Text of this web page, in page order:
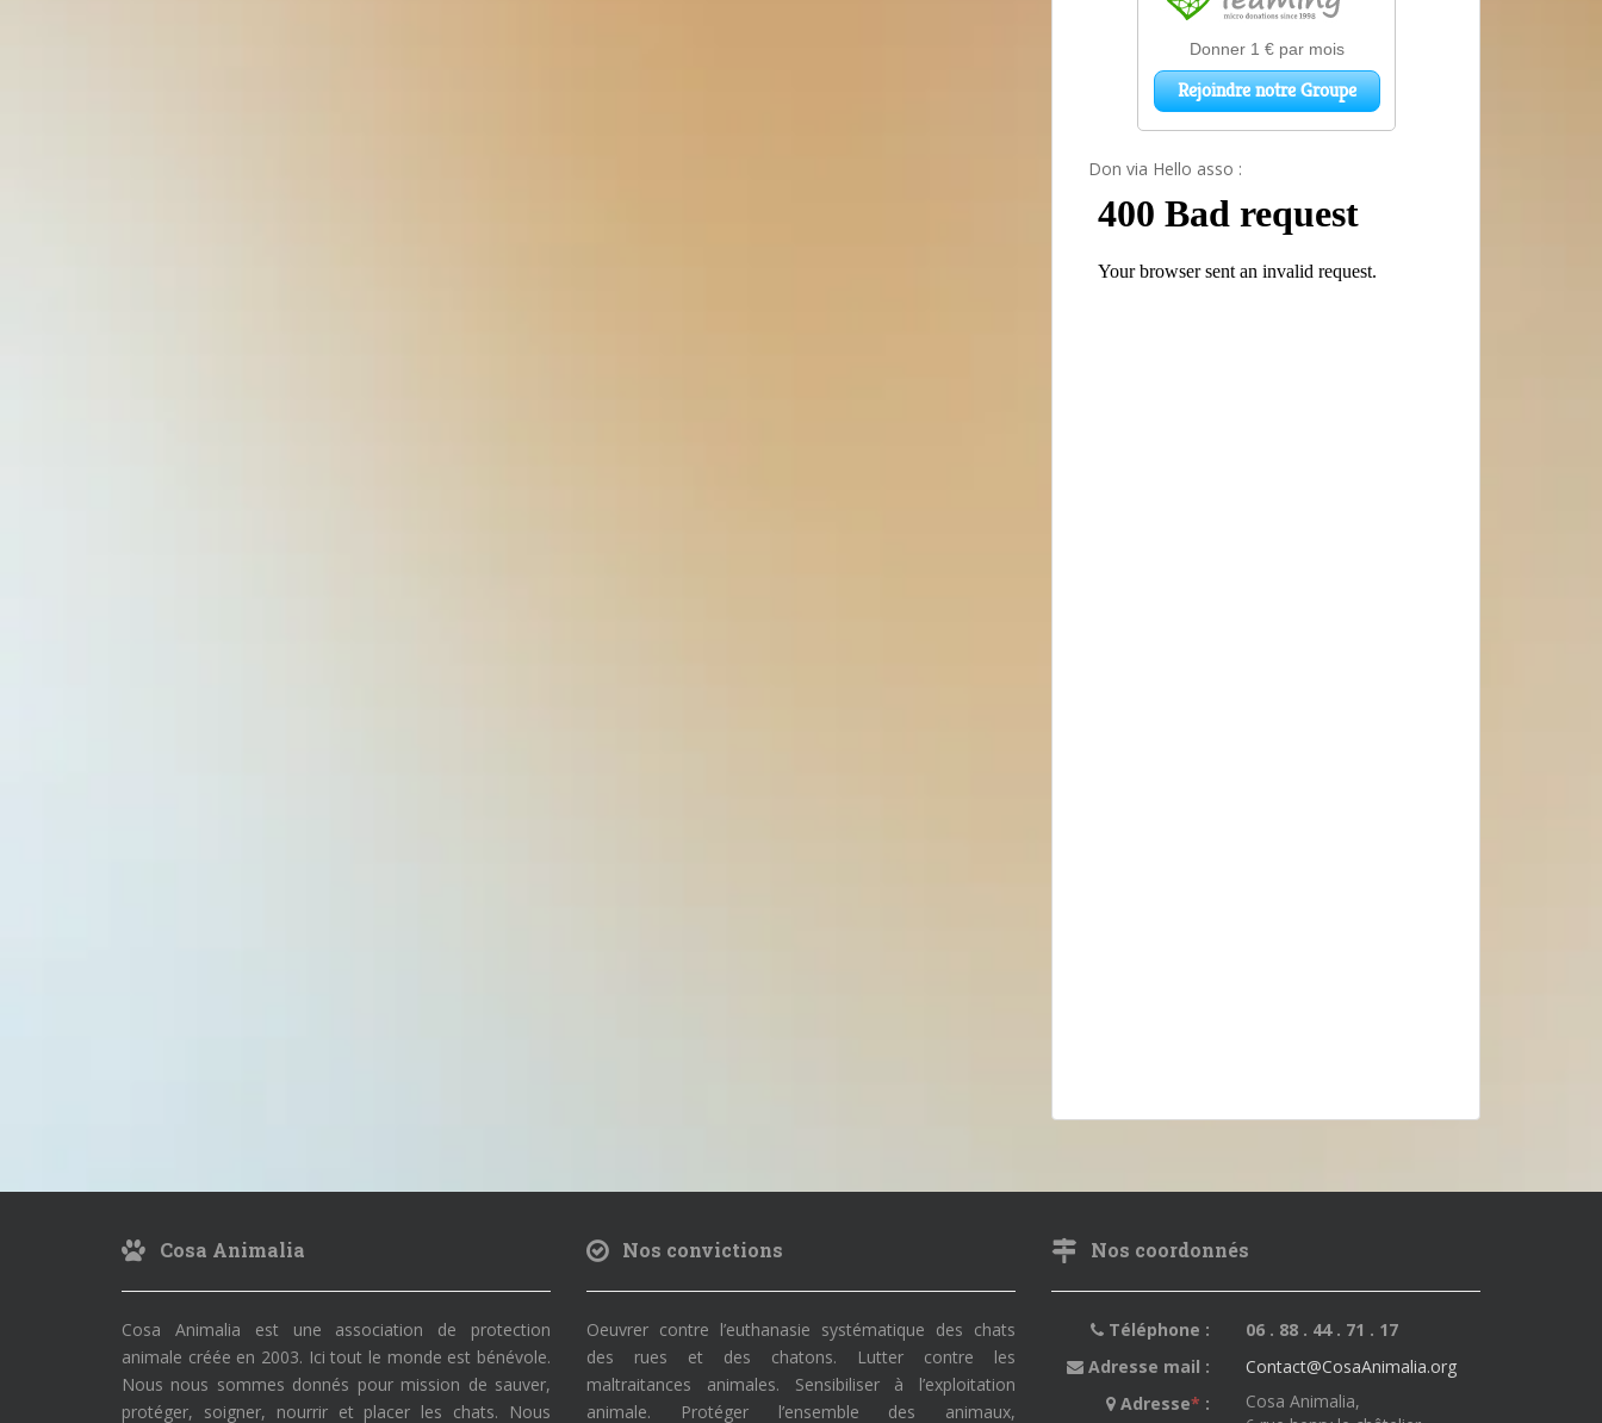
Don via Hello asso :
Cosa Animalia
Cosa Animalia est une association de protection
animale créée en 2003. Ici tout le monde est bénévole.
Nous nous sommes donnés pour mission de sauver,
protéger, soigner, nourrir et placer les chats. Nous
Nos convictions
Oeuvrer contre l’euthanasie systématique des chats
des rues et des chatons. Lutter contre les
maltraitances animales. Sensibiliser à l’exploitation
animale. Protéger l’ensemble des animaux,
Nos coordonnés
Téléphone :
06 . 88 . 44 . 71 . 17
Adresse mail :
Contact@CosaAnimalia.org
Adresse* :
Cosa Animalia,